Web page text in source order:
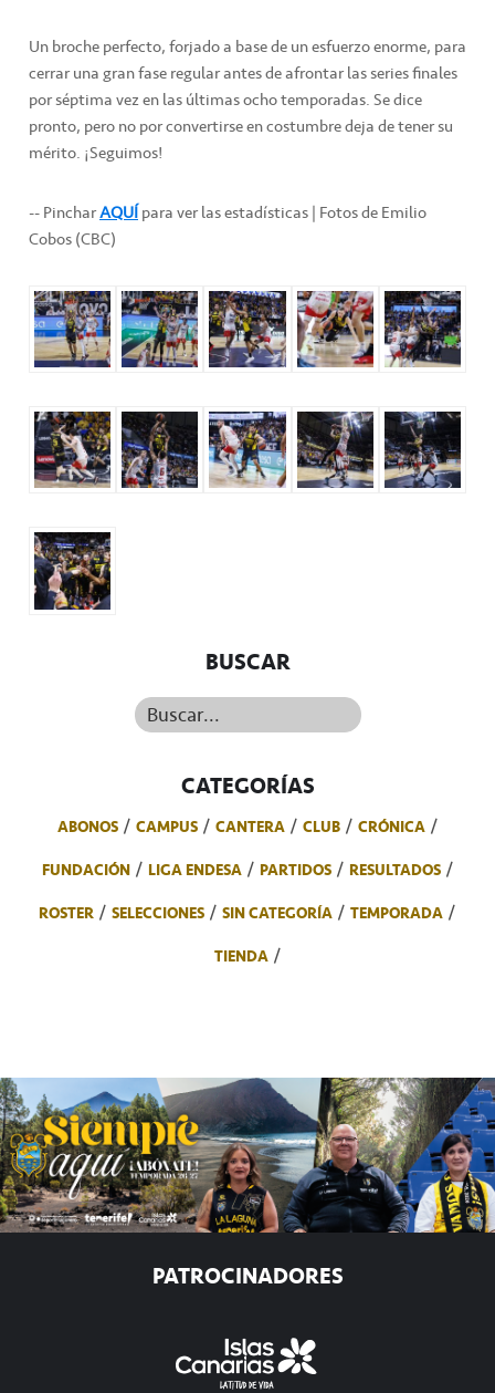
Un broche perfecto, forjado a base de un esfuerzo enorme, para
cerrar una gran fase regular antes de afrontar las series finales
por séptima vez en las últimas ocho temporadas. Se dice
pronto, pero no por convertirse en costumbre deja de tener su
mérito. ¡Seguimos!
-- PincharAQUÍpara ver las estadísticas | Fotos de Emilio
Cobos (CBC)
BUSCAR
Buscar...
CATEGORÍAS
ABONOS CAMPUS CANTERA CLUB
CRÓNICA
FUNDACIÓN
LIGA ENDESA PARTIDOS
RESULTADOS
ROSTER
SELECCIONES SIN CATEGORÍA
TEMPORADA
TIENDA
PATROCINADORES